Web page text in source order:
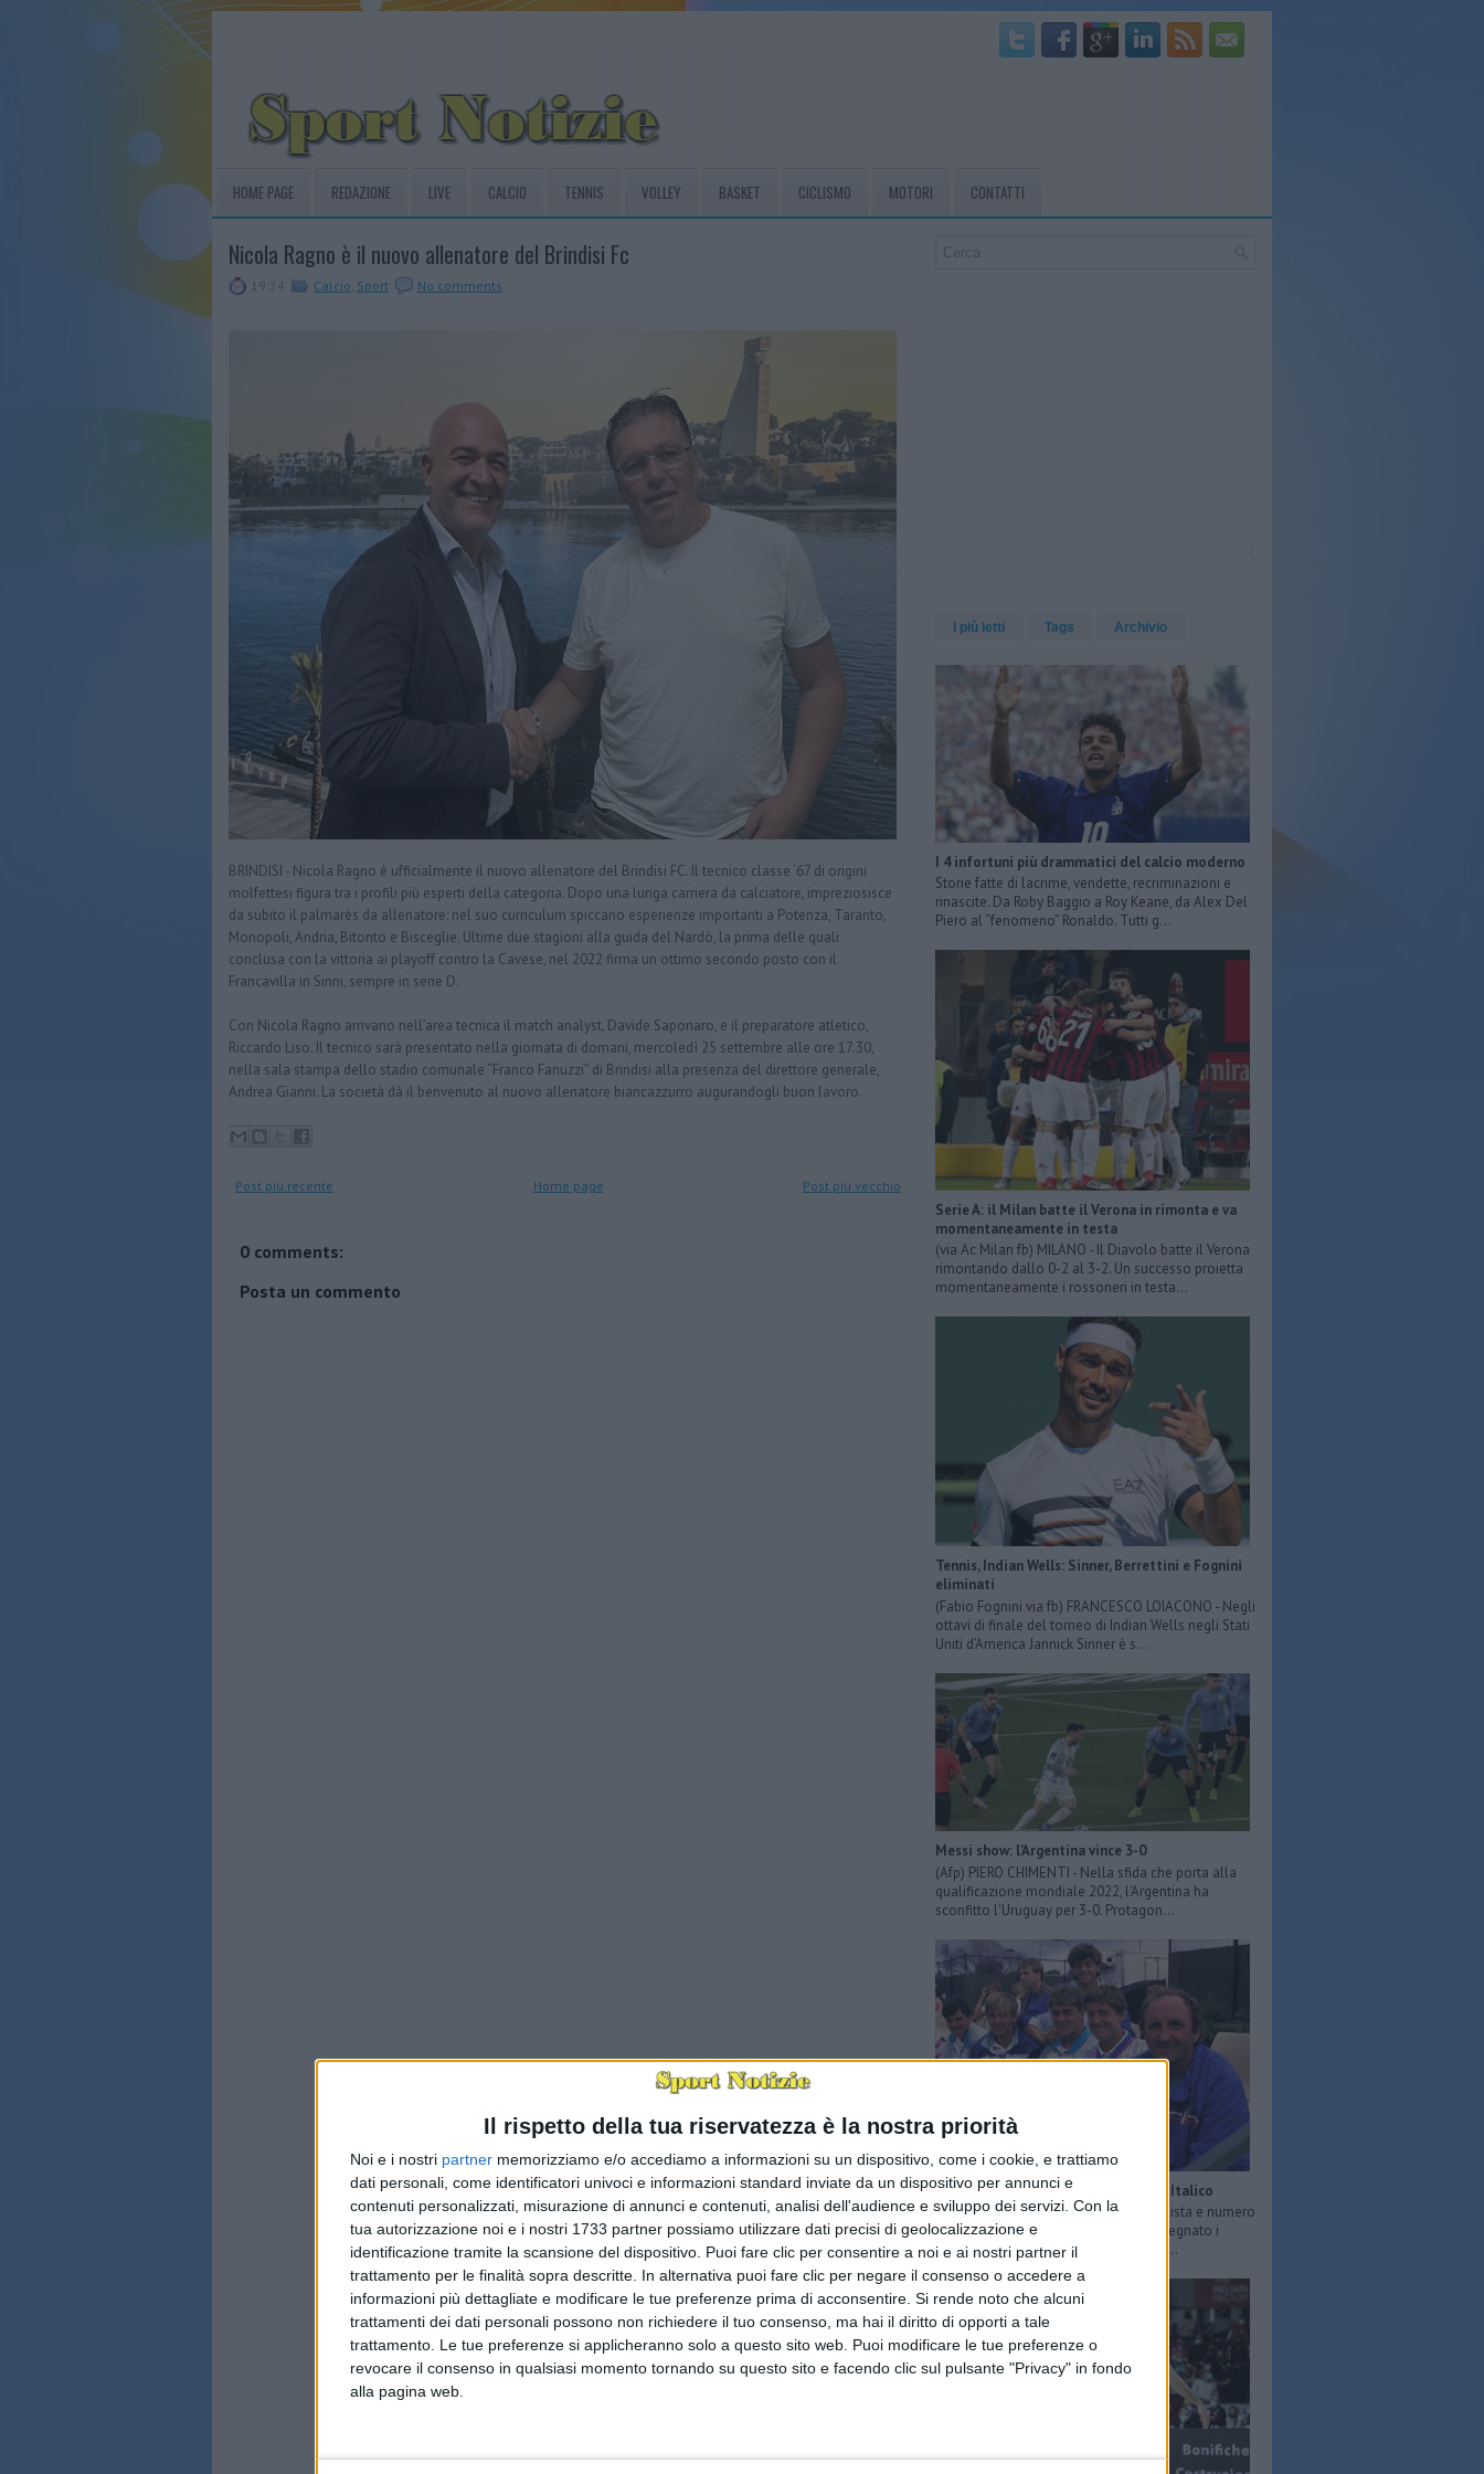
Il rispetto della tua riservatezza è la nostra priorità
Noi e i nostri partner memorizziamo e/o accediamo a informazioni su un dispositivo, come i cookie, e trattiamo
dati personali, come identificatori univoci e informazioni standard inviate da un dispositivo per annunci e
contenuti personalizzati, misurazione di annunci e contenuti, analisi dell'audience e sviluppo dei servizi. Con la
tua autorizzazione noi e i nostri 1733 partner possiamo utilizzare dati precisi di geolocalizzazione e
identificazione tramite la scansione del dispositivo. Puoi fare clic per consentire a noi e ai nostri partner il
trattamento per le finalità sopra descritte. In alternativa puoi fare clic per negare il consenso o accedere a
informazioni più dettagliate e modificare le tue preferenze prima di acconsentire. Si rende noto che alcuni
trattamenti dei dati personali possono non richiedere il tuo consenso, ma hai il diritto di opporti a tale
trattamento. Le tue preferenze si applicheranno solo a questo sito web. Puoi modificare le tue preferenze o
revocare il consenso in qualsiasi momento tornando su questo sito e facendo clic sul pulsante "Privacy" in fondo
alla pagina web.
HOME PAGE REDAZIONE LIVE CALCIO TENNIS VOLLEY BASKET CICLISMO MOTORI CONTATTI
Nicola Ragno è il nuovo allenatore del Brindisi Fc
19:24 Calcio Sport No comments
BRINDISI - Nicola Ragno è ufficialmente il nuovo allenatore del Brindisi FC. Il tecnico classe ‘67 di origini
molfettesi figura tra i profili più esperti della categoria. Dopo una lunga carriera da calciatore, impreziosisce
da subito il palmarès da allenatore: nel suo curriculum spiccano esperienze importanti a Potenza, Taranto,
Monopoli, Andria, Bitonto e Bisceglie. Ultime due stagioni alla guida del Nardò, la prima delle quali
conclusa con la vittoria ai playoff contro la Cavese, nel 2022 firma un ottimo secondo posto con il
Francavilla in Sinni, sempre in serie D.
Con Nicola Ragno arrivano nell’area tecnica il match analyst, Davide Saponaro, e il preparatore atletico,
Riccardo Liso. Il tecnico sarà presentato nella giornata di domani, mercoledì 25 settembre alle ore 17.30,
nella sala stampa dello stadio comunale “Franco Fanuzzi” di Brindisi alla presenza del direttore generale,
Andrea Gianni. La società dà il benvenuto al nuovo allenatore biancazzurro augurandogli buon lavoro.
Post più recente Post più vecchio
Home page
0 comments:
Posta un commento
I più letti Tags Archivio
I 4 infortuni più drammatici del calcio moderno
Storie fatte di lacrime, vendette, recriminazioni e
rinascite. Da Roby Baggio a Roy Keane, da Alex Del
Piero al “fenomeno” Ronaldo. Tutti g...
Serie A: il Milan batte il Verona in rimonta e va
momentaneamente in testa
(via Ac Milan fb) MILANO - Il Diavolo batte il Verona
rimontando dallo 0-2 al 3-2. Un successo proietta
momentaneamente i rossoneri in testa...
Tennis, Indian Wells: Sinner, Berrettini e Fognini
eliminati
(Fabio Fognini via fb) FRANCESCO LOIACONO - Negli
ottavi di finale del torneo di Indian Wells negli Stati
Uniti d’America Jannick Sinner è s...
Messi show: l'Argentina vince 3-0
(Afp) PIERO CHIMENTI - Nella sfida che porta alla
qualificazione mondiale 2022, l'Argentina ha
sconfitto l'Uruguay per 3-0. Protagon...
È morto Ciro Cirillo, anima del Foro Italico
BARI - È scomparso a 66 anni l’ex tennista e numero
uno della scuola di Roma in cui ha insegnato i
segreti della racchetta a tanti ragazzi ...